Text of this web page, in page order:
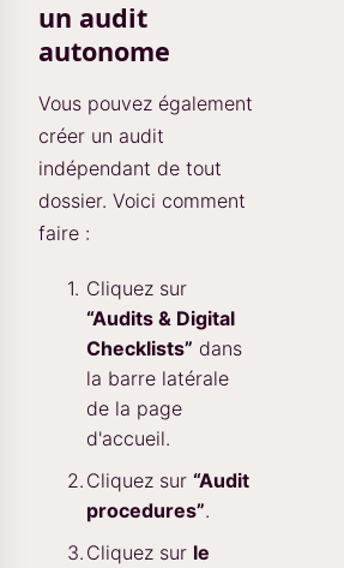
un audit
autonome
Vous pouvez également
créer un audit
indépendant de tout
dossier. Voici comment
faire :
Cliquez sur
“Audits & Digital
Checklists” dans
la barre latérale
de la page
d'accueil.
Cliquez sur “Audit
procedures”.
Cliquez sur le